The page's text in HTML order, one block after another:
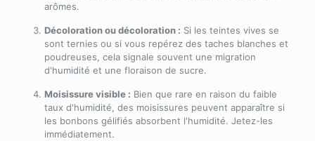
arômes.
Décoloration ou décoloration : Si les teintes vives se
sont ternies ou si vous repérez des taches blanches et
poudreuses, cela signale souvent une migration
d'humidité et une floraison de sucre.
Moisissure visible : Bien que rare en raison du faible
taux d'humidité, des moisissures peuvent apparaître si
les bonbons gélifiés absorbent l'humidité. Jetez-les
immédiatement.